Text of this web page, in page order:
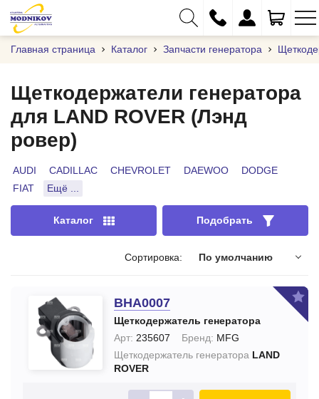
+375 (29) 333-01-01
+375 (29) 262-61-18
Главная страница Каталог Запчасти генератора
Щеткодержатели генератора
для LAND ROVER (Лэнд
ровер)
AUDI CADILLAC CHEVROLET DAEWOO
DODGE
FIAT
Ещё ...
Каталог Подобрать
Сортировка: По умолчанию
BHA0007
Щеткодержатель генератора
Арт: 235607 Бренд: MFG
Щеткодержатель генератора LAND
ROVER